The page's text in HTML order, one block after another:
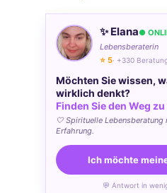
✨ Elana●
Lebensberaterin
⭐ 5· +330
Möchten Sie wissen,
wirklich denkt?
Finden Sie den Weg
🤍 Spirituelle
Erfahrung.
Ich möchte
💬 Antwort in